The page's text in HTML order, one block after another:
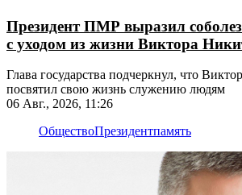
Президент ПМР выразил
с уходом из жизни Виктора
Глава государства подчеркнул, что
посвятил свою жизнь служению людям
06 Авг., 2026, 11:26
ОбществоПрезидентпамять